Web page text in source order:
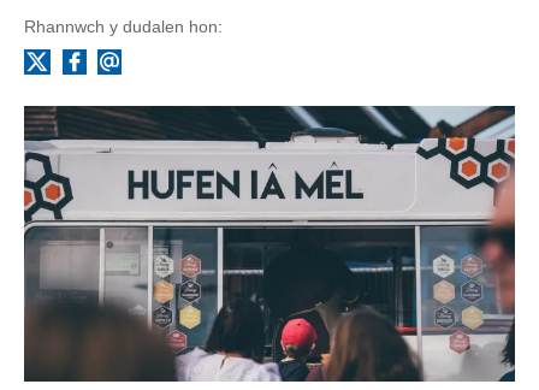
Rhannwch y dudalen hon:
Facebook
Ebost